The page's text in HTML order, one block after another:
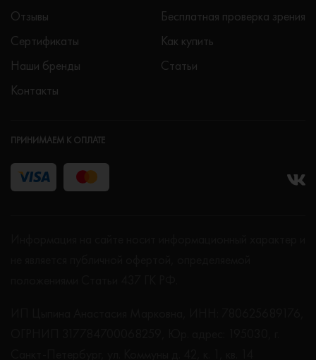
Отзывы
Сертификаты
Наши бренды
Контакты
Бесплатная проверка зрения
Как купить
Статьи
ПРИНИМАЕМ К ОПЛАТЕ